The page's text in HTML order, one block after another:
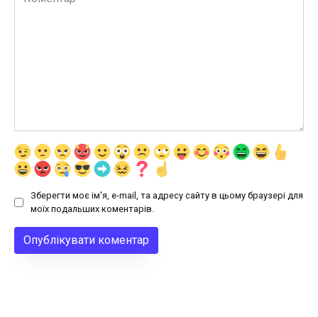
Зберегти моє ім'я, e-mail, та адресу сайту в цьому браузері для
моїх подальших коментарів.